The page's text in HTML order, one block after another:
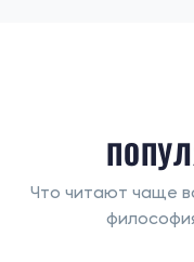
Что читают чаще